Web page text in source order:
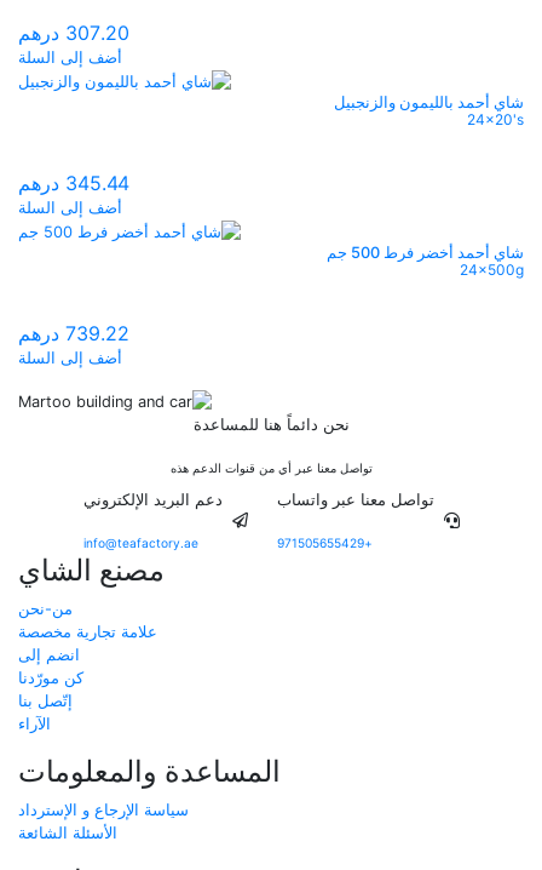
307.20 درهم
أضف إلى السلة
شاي أحمد بالليمون والزنجبيل
24x20's
345.44 درهم
أضف إلى السلة
شاي أحمد أخضر فرط 500 جم
24x500g
739.22 درهم
أضف إلى السلة
نحن دائماً هنا للمساعدة
تواصل معنا عبر أي من قنوات الدعم هذه
تواصل معنا عبر واتساب
+971505655429
دعم البريد الإلكتروني
info@teafactory.ae
مصنع الشاي
من-نحن
علامة تجارية مخصصة
انضم إلى
كن مورّدنا
إتّصل بنا
الآراء
المساعدة والمعلومات
سياسة الإرجاع و الإسترداد
الأسئلة الشائعة